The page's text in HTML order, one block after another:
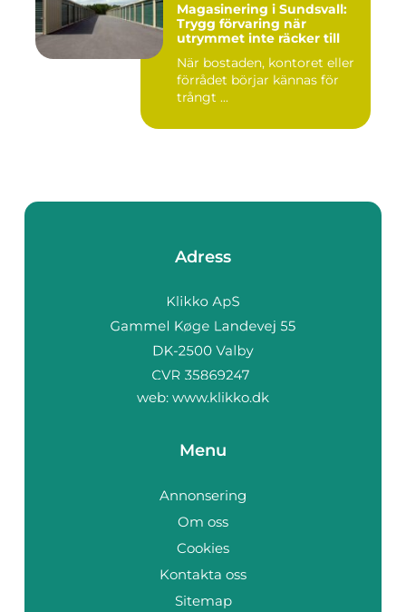
Magasinering i Sundsvall:
Trygg förvaring när
utrymmet inte räcker till
När bostaden, kontoret eller
förrådet börjar kännas för
trångt ...
Adress
web: www.klikko.dk
Menu
Annonsering
Om oss
Cookies
Kontakta oss
Sitemap